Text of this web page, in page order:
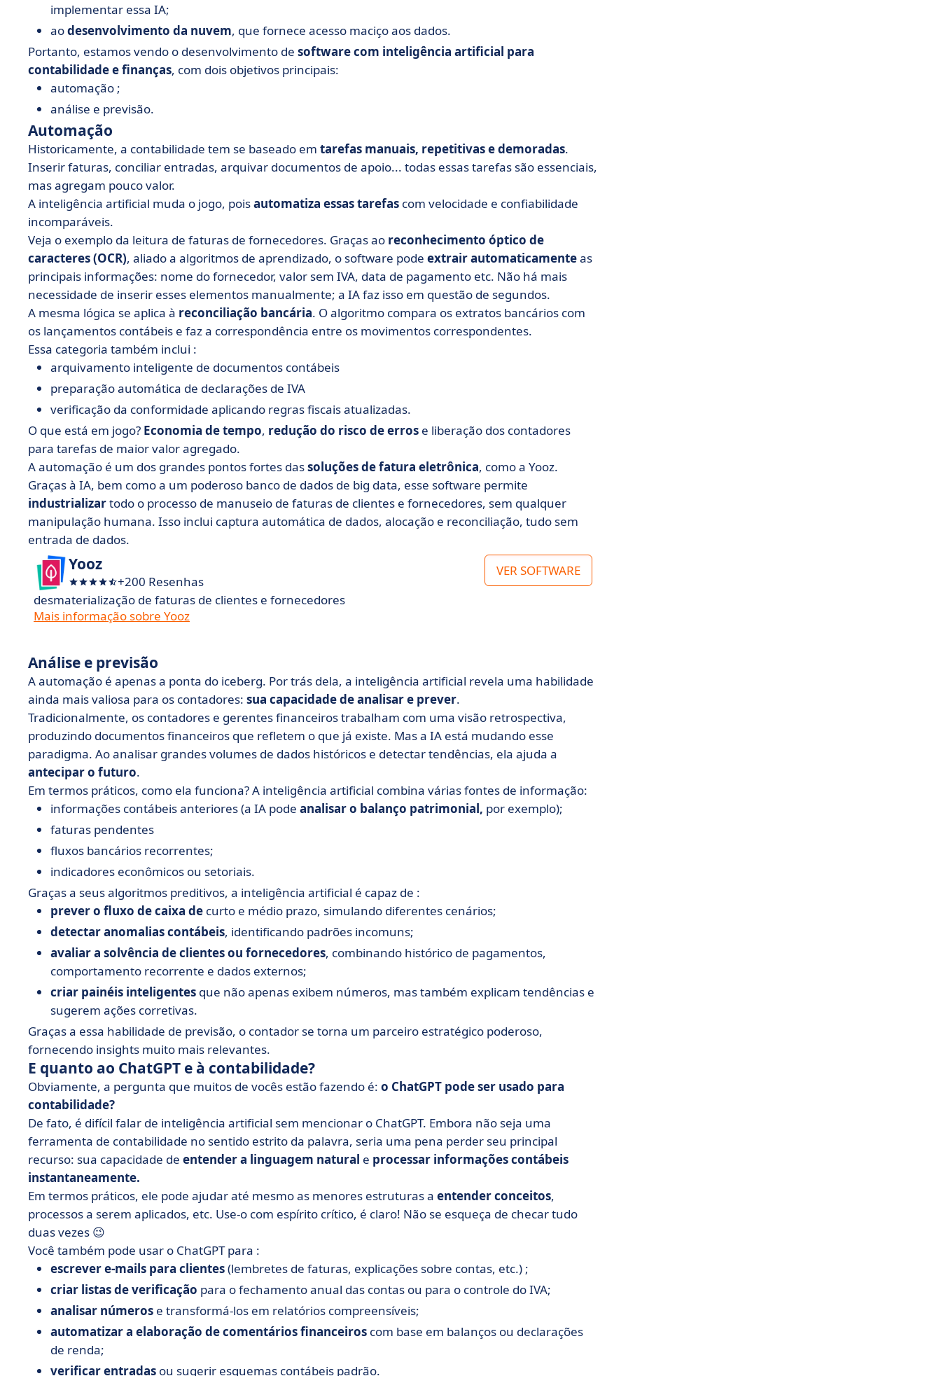
implementar essa IA;
aodesenvolvimento da nuvem, que fornece acesso maciço aos dados.
Portanto, estamos vendo o desenvolvimento de software com inteligência artificial para
contabilidade e finanças, com dois objetivos principais:
automação ;
análise e previsão.
Automação
Historicamente, a contabilidade tem se baseado em tarefas manuais, repetitivas e demoradas.
Inserir faturas, conciliar entradas, arquivar documentos de apoio... todas essas tarefas são essenciais,
mas agregam pouco valor.
A inteligência artificial muda o jogo, poisautomatiza essas tarefas com velocidade e confiabilidade
incomparáveis.
Veja o exemplo da leitura de faturas de fornecedores. Graças ao reconhecimento óptico de
caracteres (OCR), aliado a algoritmos de aprendizado, o software pode extrair automaticamenteas
principais informações: nome do fornecedor, valor sem IVA, data de pagamento etc. Não há mais
necessidade de inserir esses elementos manualmente; a IA faz isso em questão de segundos.
A mesma lógica se aplica à reconciliação bancária. O algoritmo compara os extratos bancários com
os lançamentos contábeis e faz a correspondência entre os movimentos correspondentes.
Essa categoria também inclui :
arquivamento inteligente de documentos contábeis
preparação automática de declarações de IVA
verificação da conformidade aplicando regras fiscais atualizadas.
O que está em jogo? Economia de tempo, redução do risco de erros e liberação dos contadores
para tarefas de maior valor agregado.
A automação é um dos grandes pontos fortes dassoluções de fatura eletrônica, como a Yooz.
Graças à IA, bem como a um poderoso banco de dados de big data, esse software permite
industrializartodo o processo de manuseio de faturas de clientes e fornecedores, sem qualquer
manipulação humana. Isso inclui captura automática de dados, alocação e reconciliação, tudo sem
entrada de dados.
Yooz
+200 Resenhas
VER SOFTWARE
desmaterialização de faturas de clientes e fornecedores
Mais informação sobre Yooz
Análise e previsão
A automação é apenas a ponta do iceberg. Por trás dela, a inteligência artificial revela uma habilidade
ainda mais valiosa para os contadores: sua capacidade de analisar e prever.
Tradicionalmente, os contadores e gerentes financeiros trabalham com uma visão retrospectiva,
produzindo documentos financeiros que refletem o que já existe. Mas a IA está mudando esse
paradigma. Ao analisar grandes volumes de dados históricos e detectar tendências, ela ajuda a
antecipar o futuro.
Em termos práticos, como ela funciona? A inteligência artificial combina várias fontes de informação:
informações contábeis anteriores (a IA pode analisar o balanço patrimonial, por exemplo);
faturas pendentes
fluxos bancários recorrentes;
indicadores econômicos ou setoriais.
Graças a seus algoritmos preditivos, a inteligência artificial é capaz de :
prever o fluxo de caixa de curto e médio prazo, simulando diferentes cenários;
detectar anomalias contábeis, identificando padrões incomuns;
avaliar a solvência de clientes ou fornecedores, combinando histórico de pagamentos,
comportamento recorrente e dados externos;
criar painéis inteligentes que não apenas exibem números, mas também explicam tendências e
sugerem ações corretivas.
Graças a essa habilidade de previsão, o contador se torna um parceiro estratégico poderoso,
fornecendo insights muito mais relevantes.
E quanto ao ChatGPT e à contabilidade?
Obviamente, a pergunta que muitos de vocês estão fazendo é: o ChatGPT pode ser usado para
contabilidade?
De fato, é difícil falar de inteligência artificial sem mencionar o ChatGPT. Embora não seja uma
ferramenta de contabilidade no sentido estrito da palavra, seria uma pena perder seu principal
recurso: sua capacidade de entender a linguagem natural e processar informações contábeis
instantaneamente.
Em termos práticos, ele pode ajudar até mesmo as menores estruturas a entender conceitos,
processos a serem aplicados, etc. Use-o com espírito crítico, é claro! Não se esqueça de checar tudo
duas vezes 😉
Você também pode usar o ChatGPT para :
escrever e-mails para clientes(lembretes de faturas, explicações sobre contas, etc.) ;
criar listas de verificação para o fechamento anual das contas ou para o controle do IVA;
analisar números e transformá-los em relatórios compreensíveis;
automatizar a elaboração de comentários financeiros com base em balanços ou declarações
de renda;
verificar entradas ou sugerir esquemas contábeis padrão.